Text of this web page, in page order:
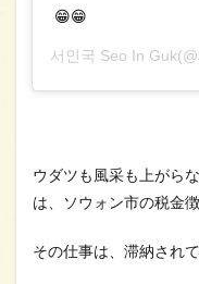
😁😁
서인국 Seo In Guk
ウダツも風采も上がら
は、ソウォン市の税金
その仕事は、滞納され